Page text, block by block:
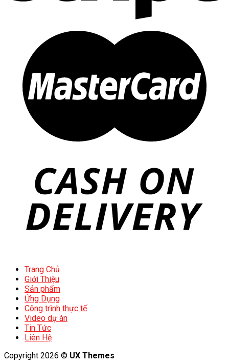
Trang Chủ
Giới Thiệu
Sản phẩm
Ứng Dụng
Công trình thực tế
Video dự án
Tin Tức
Liên Hệ
Copyright 2026 © UX Themes